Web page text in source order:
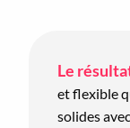
Le
et flexible
solides